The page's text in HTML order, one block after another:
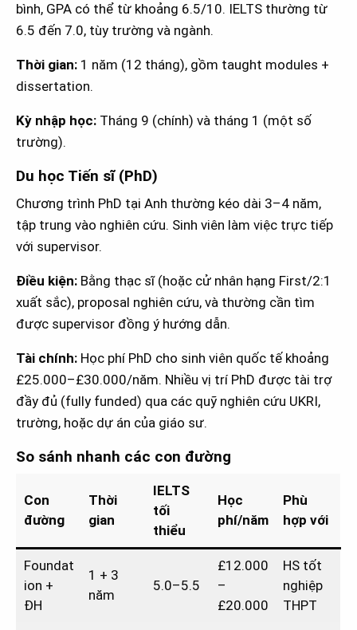
bình, GPA có thể từ khoảng 6.5/10. IELTS thường từ
6.5 đến 7.0, tùy trường và ngành.
Thời gian: 1 năm (12 tháng), gồm taught modules +
dissertation.
Kỳ nhập học: Tháng 9 (chính) và tháng 1 (một số
trường).
Du học Tiến sĩ (PhD)
Chương trình PhD tại Anh thường kéo dài 3–4 năm,
tập trung vào nghiên cứu. Sinh viên làm việc trực tiếp
với supervisor.
Điều kiện: Bằng thạc sĩ (hoặc cử nhân hạng First/2:1
xuất sắc), proposal nghiên cứu, và thường cần tìm
được supervisor đồng ý hướng dẫn.
Tài chính: Học phí PhD cho sinh viên quốc tế khoảng
£25.000–£30.000/năm. Nhiều vị trí PhD được tài trợ
đầy đủ (fully funded) qua các quỹ nghiên cứu UKRI,
trường, hoặc dự án của giáo sư.
So sánh nhanh các con đường
Con
đường
Thời
gian
IELTS
tối
thiểu
Học
phí/năm
Phù
hợp với
Foundat
ion +
ĐH
1 + 3
năm
5.0–5.5
£12.000
–
£20.000
HS tốt
nghiệp
THPT